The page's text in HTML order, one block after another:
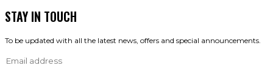
STAY IN TOUCH
To be updated with all the latest news, offers and special announcements.